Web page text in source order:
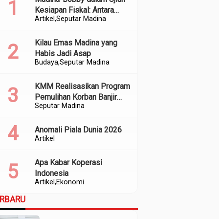
Artikel Seputar Madina
Kesiapan Fiskal: Antara
Kedekatan Politik dan
BudayaSeputar Madina
Kilau Emas Madina yang
Habis Jadi Asap
Seputar Madina
KMM Realisasikan Program
Pemulihan Korban Banjir
dan Longsor di Kabupaten
Artikel
Anomali Piala Dunia 2026
Artikel Ekonomi
Apa Kabar Koperasi
Indonesia